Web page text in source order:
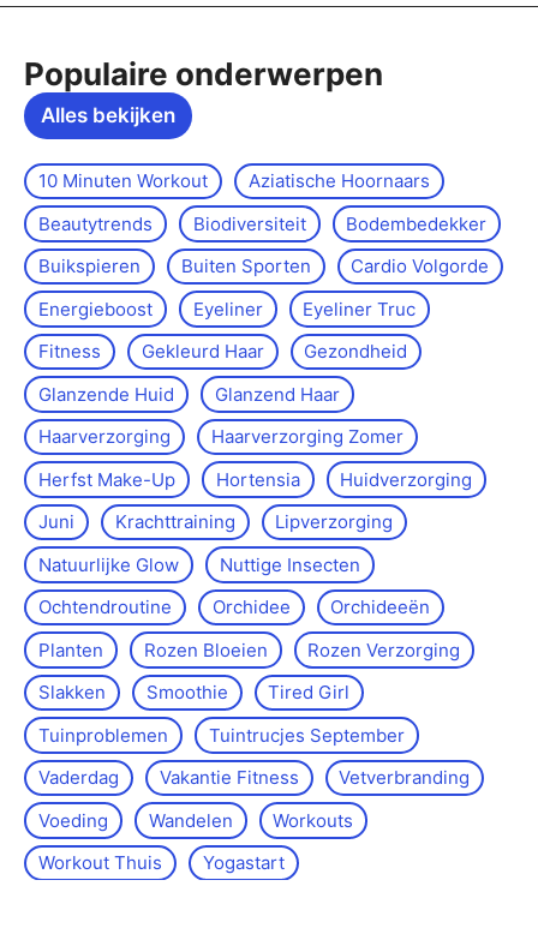
Populaire onderwerpen
Alles bekijken
10 Minuten Workout
Aziatische Hoornaars
Beautytrends
Biodiversiteit
Bodembedekker
Buikspieren
Buiten Sporten
Cardio Volgorde
Energieboost
Eyeliner
Eyeliner Truc
Fitness
Gekleurd Haar
Gezondheid
Glanzende Huid
Glanzend Haar
Haarverzorging
Haarverzorging Zomer
Herfst Make-Up
Hortensia
Huidverzorging
Juni
Krachttraining
Lipverzorging
Natuurlijke Glow
Nuttige Insecten
Ochtendroutine
Orchidee
Orchideeën
Planten
Rozen Bloeien
Rozen Verzorging
Slakken
Smoothie
Tired Girl
Tuinproblemen
Tuintrucjes September
Vaderdag
Vakantie Fitness
Vetverbranding
Voeding
Wandelen
Workouts
Workout Thuis
Yoga­start